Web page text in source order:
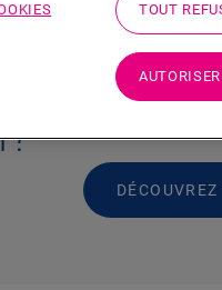
originale... La
leur meilleur
joliment
d’appoint —
TOUT